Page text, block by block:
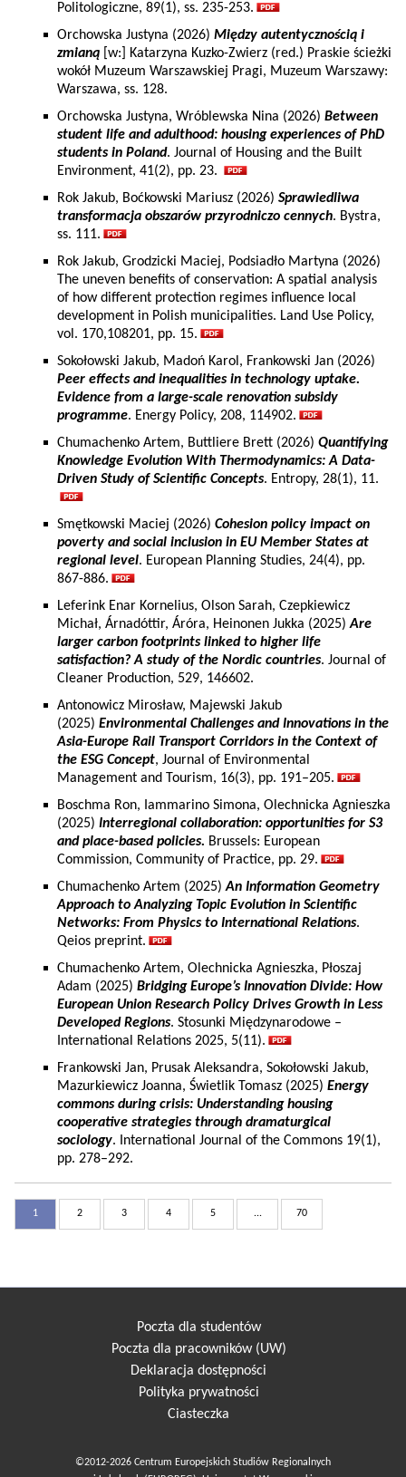
Politologiczne, 89(1), ss. 235-253.
Orchowska Justyna (2026) Między autentycznością i
zmianą [w:] Katarzyna Kuzko-Zwierz (red.) Praskie ścieżki
wokół Muzeum Warszawskiej Pragi, Muzeum Warszawy:
Warszawa, ss. 128.
Orchowska Justyna, Wróblewska Nina (2026) Between
student life and adulthood: housing experiences of PhD
students in Poland. Journal of Housing and the Built
Environment, 41(2), pp. 23.
Rok Jakub, Boćkowski Mariusz (2026) Sprawiedliwa
transformacja obszarów przyrodniczo cennych. Bystra,
ss. 111.
Rok Jakub, Grodzicki Maciej, Podsiadło Martyna (2026)
The uneven benefits of conservation: A spatial analysis
of how different protection regimes influence local
development in Polish municipalities. Land Use Policy,
vol. 170,108201, pp. 15.
Sokołowski Jakub, Madoń Karol, Frankowski Jan (2026)
Peer effects and inequalities in technology uptake.
Evidence from a large-scale renovation subsidy
programme. Energy Policy, 208, 114902.
Chumachenko Artem, Buttliere Brett (2026) Quantifying
Knowledge Evolution With Thermodynamics: A Data-
Driven Study of Scientific Concepts. Entropy, 28(1), 11.
Smętkowski Maciej (2026) Cohesion policy impact on
poverty and social inclusion in EU Member States at
regional level. European Planning Studies, 24(4), pp.
867-886.
Leferink Enar Kornelius, Olson Sarah, Czepkiewicz
Michał, Árnadóttir, Áróra, Heinonen Jukka (2025)Are
larger carbon footprints linked to higher life
satisfaction? A study of the Nordic countries. Journal of
Cleaner Production, 529, 146602.
Antonowicz Mirosław, Majewski Jakub
(2025) Environmental Challenges and Innovations in the
Asia-Europe Rail Transport Corridors in the Context of
the ESG Concept, Journal of Environmental
Management and Tourism, 16(3), pp. 191–205.
Boschma Ron, Iammarino Simona, Olechnicka Agnieszka
(2025) Interregional collaboration: opportunities for S3
and place-based policies. Brussels: European
Commission, Community of Practice, pp. 29.
Chumachenko Artem (2025)An Information Geometry
Approach to Analyzing Topic Evolution in Scientific
Networks: From Physics to International Relations.
Qeios preprint.
Chumachenko Artem, Olechnicka Agnieszka, Płoszaj
Adam (2025) Bridging Europe’s Innovation Divide: How
European Union Research Policy Drives Growth in Less
Developed Regions. Stosunki Międzynarodowe –
International Relations 2025, 5(11).
Frankowski Jan, Prusak Aleksandra, Sokołowski Jakub,
Mazurkiewicz Joanna, Świetlik Tomasz (2025) Energy
commons during crisis: Understanding housing
cooperative strategies through dramaturgical
sociology. International Journal of the Commons 19(1),
pp. 278–292.
1 2 3 4 5 ... 70
Poczta dla studentów
Poczta dla pracowników (UW)
Deklaracja dostępności
Polityka prywatności
Ciasteczka
©2012-2026 Centrum Europejskich Studiów Regionalnych